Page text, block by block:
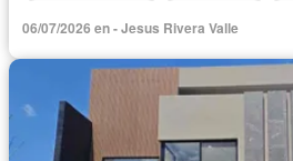
Bodega
Electricidad
Circuito
Cuarto de Limpieza
Gas natural
Bodega Zonas
Recámara con closet
Vista
Caseta de vigilancia
Conserje Wifi
06/07/2026 en - Jesus Rivera Valle